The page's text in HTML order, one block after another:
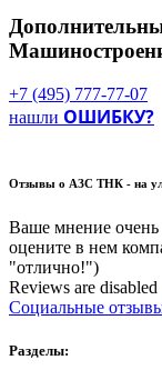
+7 (495) 777-77-07
нашли ОШИБКУ?
Отзывы о АЗС ТНК - на
Ваше мнение очень
оцените в нем
"отлично!")
Reviews are disabled
Социальные
Разделы: